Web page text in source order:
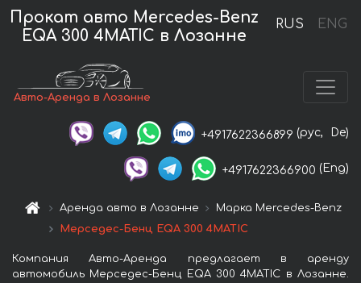
RUS ENG
Прокат авто Mercedes-Benz
EQA 300 4MATIC в Лозанне
Авто-Аренда в Лозанне
+4917622366899 (рус, De)
+4917622366900 (Eng)
Аренда авто в Лозанне
Марка Mercedes-Benz
Мерседес-Бенц EQA 300 4MATIC
Компания Авто-Аренда предлагает в аренду
автомобиль Мерседес-Бенц EQA 300 4MATIC в Лозанне.